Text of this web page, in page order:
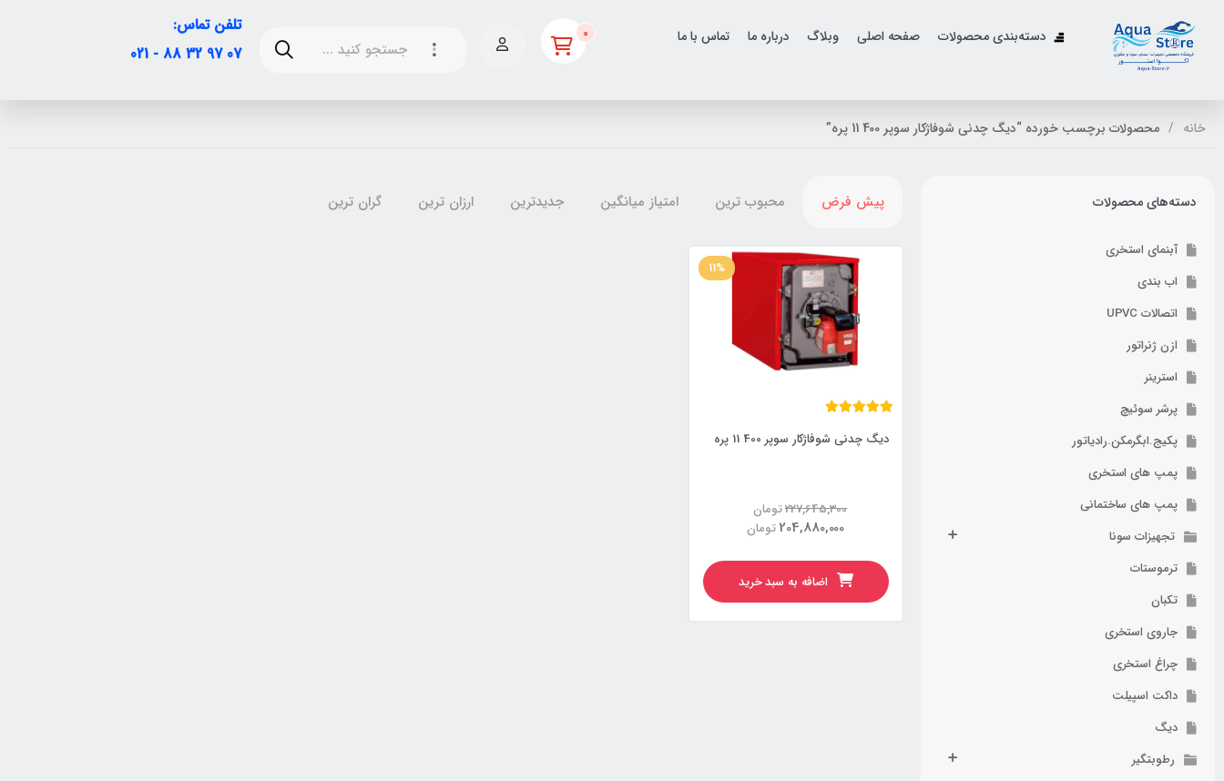
دسته‌بندی محصولات صفحه اصلی وبلاگ درباره ما تماس با ما 0
تلفن تماس:
07 97 32 88 - 021
خانه محصولات برچسب خورده “دیگ چدنی شوفاژکار سوپر 400 11 پره”
دسته‌های محصولات
آبنمای استخری
اب بندی
اتصالات UPVC
ازن ژنراتور
استرینر
پرشر سوئیچ
پکیج.ابگرمکن.رادیاتور
پمپ های استخری
پمپ های ساختمانی
تجهیزات سونا
ترموستات
تکبان
جاروی استخری
چراغ استخری
داکت اسپیلت
دیگ
رطوبتگیر
پیش فرض محبوب ترین امتیاز میانگین جدیدترین ارزان ترین گران ترین
11%
دیگ چدنی شوفاژکار سوپر 400 11 پره
تومان227,645,300
تومان204,880,000
اضافه به سبد خرید